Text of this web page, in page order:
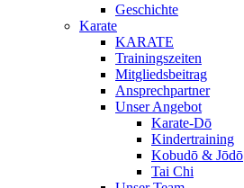
Geschichte
Karate
KARATE
Trainingszeiten
Mitgliedsbeitrag
Ansprechpartner
Unser Angebot
Karate-Dō
Kindertraining
Kobudō & Jōdō
Tai Chi